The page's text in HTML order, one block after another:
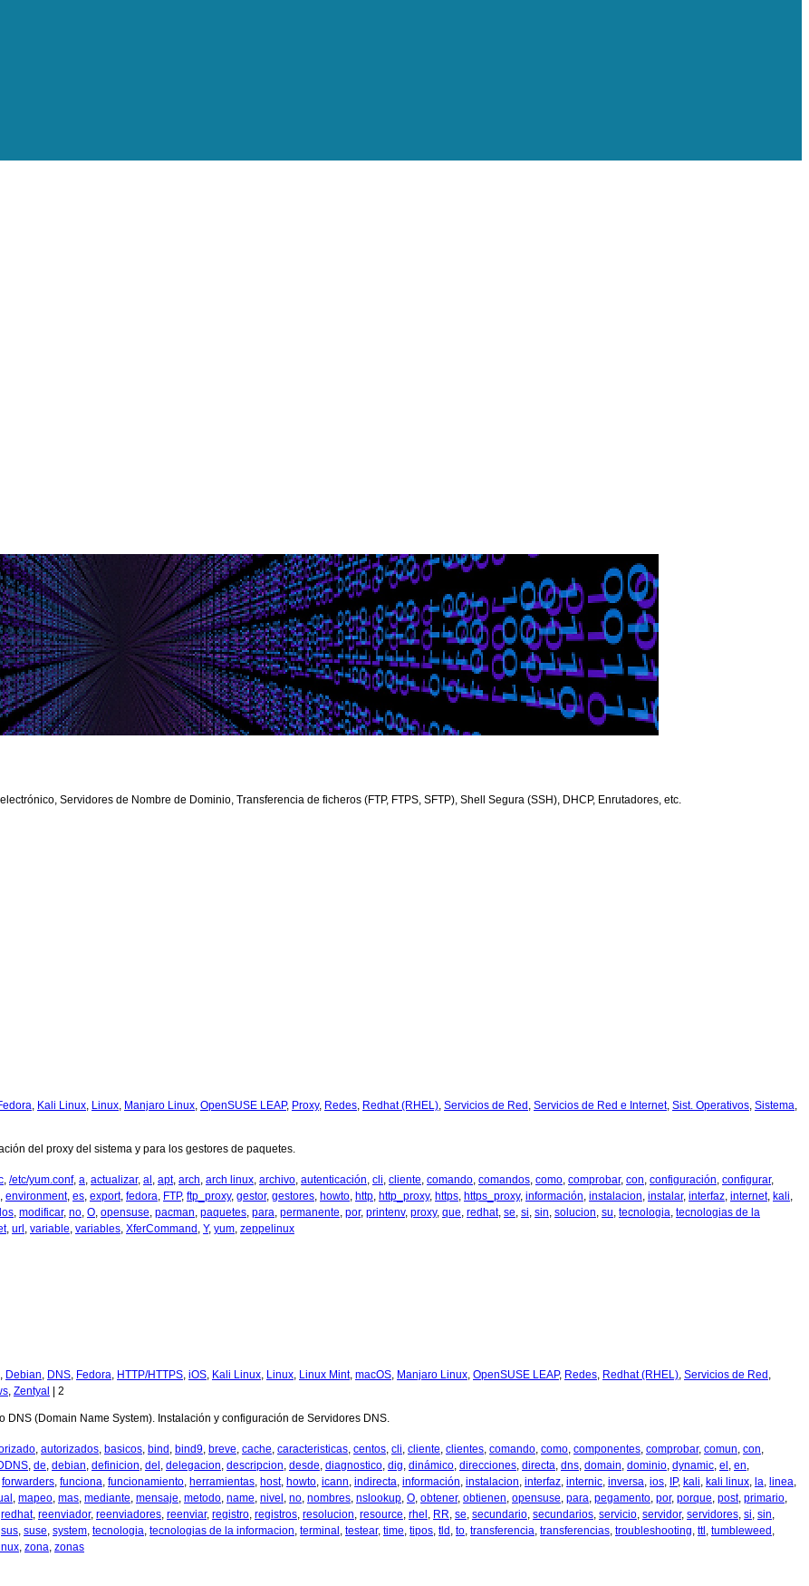
Servidores de Nombre de Dominio, Transferencia de ficheros (FTP, FTPS, SFTP), Shell Segura (SSH), DHCP, Enrutadores, etc.
, Kali Linux, Linux, Manjaro Linux, OpenSUSE LEAP, Proxy, Redes, Redhat (RHEL), Servicios de Red , Servicios de Red e Internet, Sist. Operativos, Sistema,
del proxy del sistema y para los gestores de paquetes.
, /etc/yum.conf, a, actualizar, al , apt, arch, arch linux, archivo, autenticación, cli, cliente, comando, comandos, como, comprobar, con, configuración, configurar,
, environment, es, export, fedora, FTP, ftp_proxy, gestor, gestores, howto, http, http_proxy, https, https_proxy, información, instalacion, instalar, interfaz, internet, kali,
, modificar, no, O, opensuse, pacman, paquetes, para, permanente, por, printenv, proxy, que, redhat, se, si, sin, solucion, su, tecnologia, tecnologias de la
, url , variable, variables, XferCommand , Y, yum, zeppelinux
, Debian, DNS, Fedora, HTTP/HTTPS, iOS, Kali Linux, Linux, Linux Mint, macOS, Manjaro Linux, OpenSUSE LEAP, Redes, Redhat (RHEL), Servicios de Red ,
, Zentyal 2
(Domain Name System). Instalación y configuración de Servidores DNS.
, autorizados, basicos, bind , bind9, breve, cache, caracteristicas, centos, cli, cliente, clientes, comando, como, componentes, comprobar, comun, con,
, de, debian, definicion, del , delegacion, descripcion, desde, diagnostico, dig, dinámico, direcciones, directa, dns, domain, dominio, dynamic, el , en,
forwarders, funciona, funcionamiento, herramientas, host, howto, icann, indirecta, información, instalacion, interfaz, internic, inversa, ios, IP, kali, kali linux, la, linea,
, mapeo, mas, mediante, mensaje, metodo, name, nivel , no, nombres, nslookup, O, obtener, obtienen, opensuse, para, pegamento, por, porque, post, primario,
redhat, reenviador, reenviadores, reenviar, registro, registros, resolucion, resource, rhel , RR, se, secundario, secundarios, servicio, servidor, servidores, si, sin,
sus, suse, system, tecnologia, tecnologias de la informacion, terminal , testear, time, tipos, tld , to, transferencia, transferencias, troubleshooting, ttl , tumbleweed ,
, zona, zonas